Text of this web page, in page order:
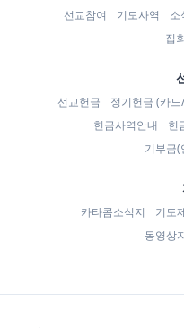
선교참여 기도사역 소
집
선교헌금 정기헌금 (카
헌금사역안내
헌
기부금(
카타콤소식지 기도
동영상